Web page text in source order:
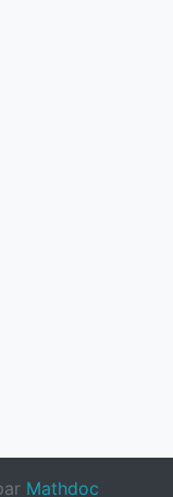
Mathdoc